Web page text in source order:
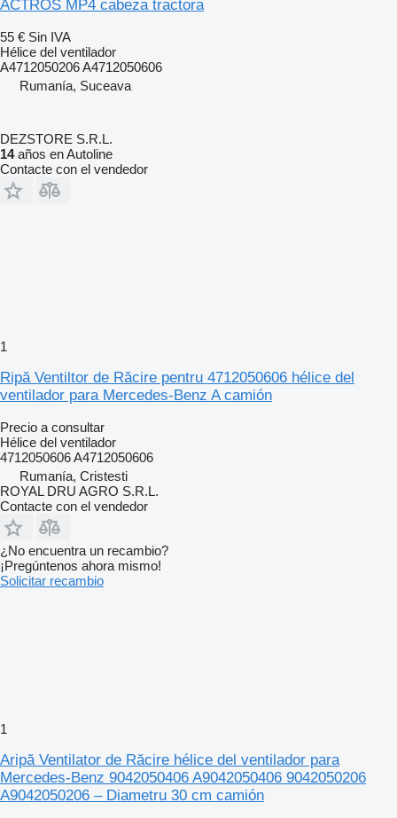
ACTROS MP4 cabeza tractora
55 € Sin IVA
Hélice del ventilador
A4712050206 A4712050606
Rumanía, Suceava
DEZSTORE S.R.L.
14años en Autoline
Contacte con el vendedor
1
Ripă Ventiltor de Răcire pentru 4712050606 hélice del
ventilador para Mercedes-Benz A camión
Precio a consultar
Hélice del ventilador
4712050606 A4712050606
Rumanía, Cristesti
ROYAL DRU AGRO S.R.L.
Contacte con el vendedor
¿No encuentra un recambio?
¡Pregúntenos ahora mismo!
Solicitar recambio
1
Aripă Ventilator de Răcire hélice del ventilador para
Mercedes-Benz 9042050406 A9042050406 9042050206
A9042050206 – Diametru 30 cm camión